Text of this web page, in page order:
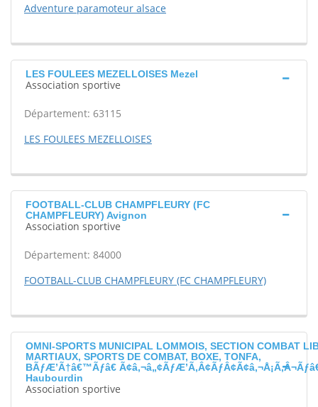
Adventure paramoteur alsace
LES FOULEES MEZELLOISES Mezel
Association sportive
Département: 63115
LES FOULEES MEZELLOISES
FOOTBALL-CLUB CHAMPFLEURY (FC
CHAMPFLEURY) Avignon
Association sportive
Département: 84000
FOOTBALL-CLUB CHAMPFLEURY (FC CHAMPFLEURY)
OMNI-SPORTS MUNICIPAL LOMMOIS, SECTION COMBAT
MARTIAUX, SPORTS DE COMBAT, BOXE, TONFA,
BÃƒÆ’Ã†â€™Ãƒâ€
Haubourdin
Association sportive